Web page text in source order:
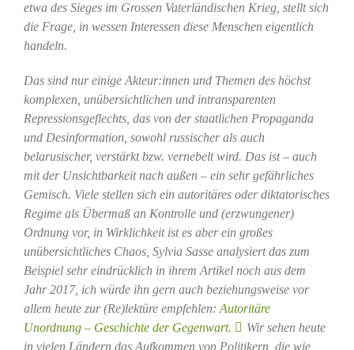
etwa des Sieges im Grossen Vaterländischen Krieg, stellt sich
die Frage, in wessen Interessen diese Menschen eigentlich
handeln.
Das sind nur einige Akteur:innen und Themen des höchst
komplexen, unübersichtlichen und intransparenten
Repressionsgeflechts, das von der staatlichen Propaganda
und Desinformation, sowohl russischer als auch
belarusischer, verstärkt bzw. vernebelt wird. Das ist – auch
mit der Unsichtbarkeit nach außen – ein sehr gefährliches
Gemisch. Viele stellen sich ein autoritäres oder diktatorisches
Regime als Übermaß an Kontrolle und (erzwungener)
Ordnung vor, in Wirklichkeit ist es aber ein großes
unübersichtliches Chaos, Sylvia Sasse analysiert das zum
Beispiel sehr eindrücklich in ihrem Artikel noch aus dem
Jahr 2017, ich würde ihn gern auch beziehungsweise vor
allem heute zur (Re)lektüre empfehlen: Autoritäre
Unordnung – Geschichte der Gegenwart.
Wir sehen heute
in vielen Ländern das Aufkommen von Politikern, die wie